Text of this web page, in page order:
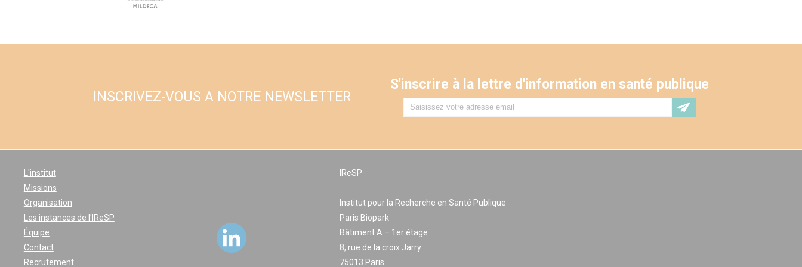
INSCRIVEZ-VOUS A NOTRE NEWSLETTER
S'inscrire à la lettre d'information en santé publique
L'institut
Missions
Organisation
Les instances de l'IReSP
Équipe
Contact
Recrutement
IReSP
Institut pour la Recherche en Santé Publique
Paris Biopark
Bâtiment A – 1er étage
8, rue de la croix Jarry
75013 Paris